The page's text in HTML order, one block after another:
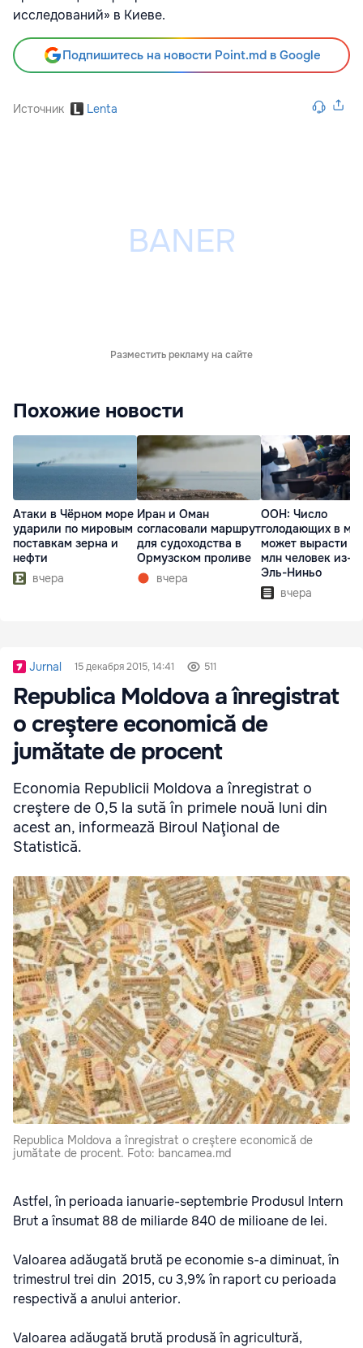
исследований» в Киеве.
Подпишитесь на новости Point.md в Google
Источник Lenta
Разместить рекламу на сайте
Похожие новости
Атаки в Чёрном море
ударили по мировым
поставкам зерна и
нефти
вчера
Иран и Оман
согласовали маршрут
для судоходства в
Ормузском проливе
вчера
ООН: Число
голодающих в
может вырасти
млн человек из-за
Эль-Ниньо
вчера
Jurnal 15 декабря 2015, 14:41 511
Republica Moldova a înregistrat
o creştere economică de
jumătate de procent
Economia Republicii Moldova a înregistrat o
creştere de 0,5 la sută în primele nouă luni din
acest an, informează Biroul Naţional de
Statistică.
Republica Moldova a înregistrat o creştere economică de
jumătate de procent. Foto: bancamea.md
Astfel, în perioada ianuarie-septembrie Produsul Intern
Brut a însumat 88 de miliarde 840 de milioane de lei.
Valoarea adăugată brută pe economie s-a diminuat, în
trimestrul trei din 2015, cu 3,9% în raport cu perioada
respectivă a anului anterior.
Valoarea adăugată brută produsă în agricultură,